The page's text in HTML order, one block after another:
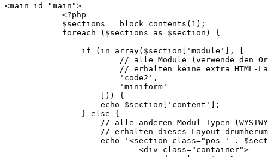
<main id="main">
            <?php
            $sections = block_contents(1);
            foreach ($sections as $section) {
                if (in_array($section['module'], [
// alle Module (verwende den
// erhalten keine extra HTML-
                        'code2',
                        'miniform'
                    ])) {
                    echo $section['content'];
                } else {
// alle anderen Modul-Typen
                    // erhalten dieses Layout drumherum
echo '<section class="pos-' .
                            <div class="container">